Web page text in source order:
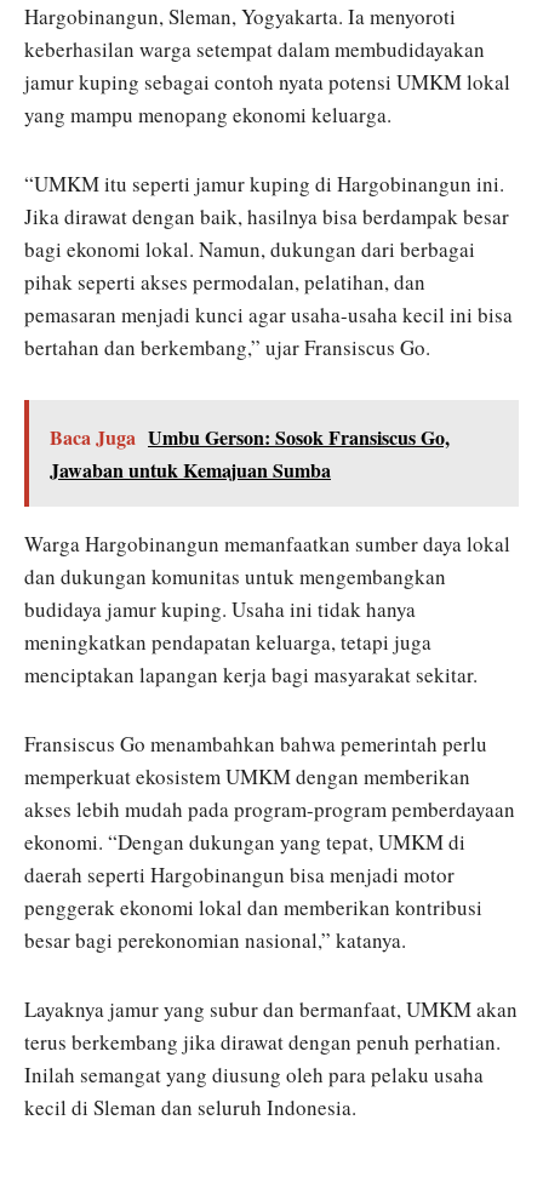
Hargobinangun, Sleman, Yogyakarta. Ia menyoroti
keberhasilan warga setempat dalam membudidayakan
jamur kuping sebagai contoh nyata potensi UMKM lokal
yang mampu menopang ekonomi keluarga.
“UMKM itu seperti jamur kuping di Hargobinangun ini.
Jika dirawat dengan baik, hasilnya bisa berdampak besar
bagi ekonomi lokal. Namun, dukungan dari berbagai
pihak seperti akses permodalan, pelatihan, dan
pemasaran menjadi kunci agar usaha-usaha kecil ini bisa
bertahan dan berkembang,” ujar Fransiscus Go.
Baca Juga Umbu Gerson: Sosok Fransiscus Go,
Jawaban untuk Kemajuan Sumba
Warga Hargobinangun memanfaatkan sumber daya lokal
dan dukungan komunitas untuk mengembangkan
budidaya jamur kuping. Usaha ini tidak hanya
meningkatkan pendapatan keluarga, tetapi juga
menciptakan lapangan kerja bagi masyarakat sekitar.
Fransiscus Go menambahkan bahwa pemerintah perlu
memperkuat ekosistem UMKM dengan memberikan
akses lebih mudah pada program-program pemberdayaan
ekonomi. “Dengan dukungan yang tepat, UMKM di
daerah seperti Hargobinangun bisa menjadi motor
penggerak ekonomi lokal dan memberikan kontribusi
besar bagi perekonomian nasional,” katanya.
Layaknya jamur yang subur dan bermanfaat, UMKM akan
terus berkembang jika dirawat dengan penuh perhatian.
Inilah semangat yang diusung oleh para pelaku usaha
kecil di Sleman dan seluruh Indonesia.